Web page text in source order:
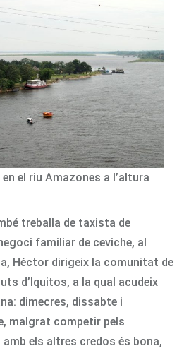
el riu Amazones a l’altura
treballa de taxista de
familiar de ceviche, al
Héctor dirigeix la comunitat de
d’Iquitos, a la qual acudeix
dimecres, dissabte i
malgrat competir pels
els altres credos és bona,